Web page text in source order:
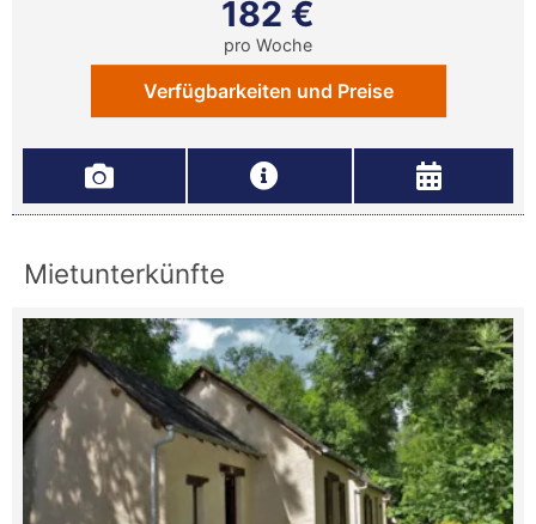
182 €
pro Woche
Verfügbarkeiten und Preise
Mietunterkünfte